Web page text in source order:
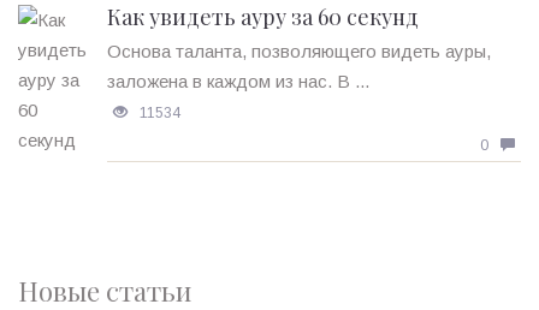
Как увидеть ауру за 60 секунд
Основа таланта, позволяющего видеть ауры,
заложена в каждом из нас. В ...
11534
0
Новые статьи